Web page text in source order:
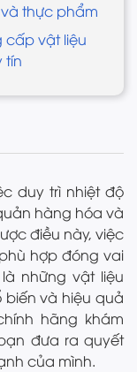
thực phẩm
cấp vật liệu
tín
duy trì nhiệt độ
hàng hóa và
điều này, việc
phù hợp đóng vai
những vật liệu
và hiệu quả
hãng khám
đưa ra quyết
của mình.